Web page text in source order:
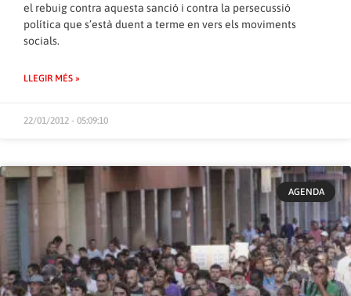
el rebuig contra aquesta sanció i contra la persecussió
política que s’està duent a terme en vers els moviments
socials.
LLEGIR MÉS »
22/01/2012 - 05:09:10
AGENDA